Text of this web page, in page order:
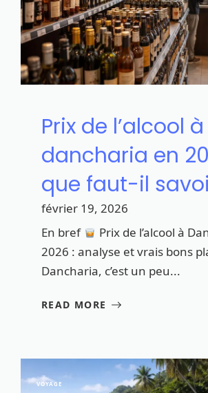
Prix de l’alcool à
dancharia en
que faut-il
février 19, 2026
En bref
Prix de l’alcool à
2026 : analyse et vrais bons
Dancharia, c’est un peu...
READ MORE
VOYAGE